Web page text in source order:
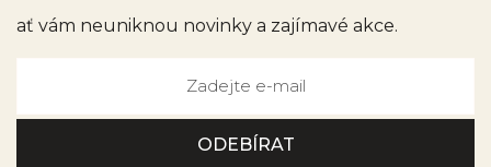
ať vám neuniknou novinky a zajímavé akce.